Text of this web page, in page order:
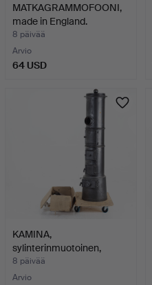
MATKAGRAMMOFOONI,
made in England.
8 päivää
Arvio
64 USD
KAMINA,
sylinterinmuotoinen,
Nyborg Jern, …
8 päivää
Arvio